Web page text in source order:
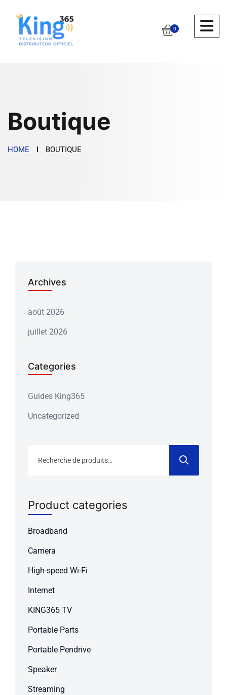
0
Boutique
HOME BOUTIQUE
Archives
août 2026
juillet 2026
Categories
Guides King365
Uncategorized
pour :
Product categories
Broadband
Camera
High-speed Wi-Fi
Internet
KING365 TV
Portable Parts
Portable Pendrive
Speaker
Streaming